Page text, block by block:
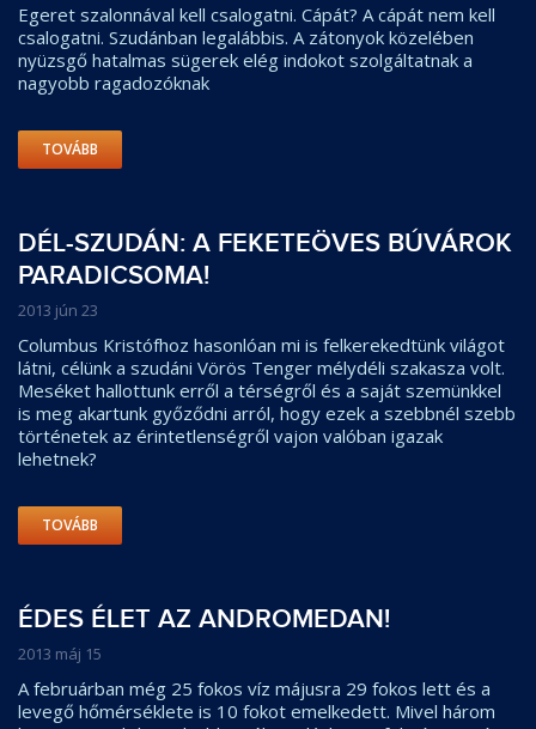
Egeret szalonnával kell csalogatni. Cápát? A cápát nem kell
csalogatni. Szudánban legalábbis. A zátonyok közelében
nyüzsgő hatalmas sügerek elég indokot szolgáltatnak a
nagyobb ragadozóknak
TOVÁBB
DÉL-SZUDÁN: A FEKETEÖVES BÚVÁROK
PARADICSOMA!
2013 jún 23
Columbus Kristófhoz hasonlóan mi is felkerekedtünk világot
látni, célünk a szudáni Vörös Tenger mélydéli szakasza volt.
Meséket hallottunk erről a térségről és a saját szemünkkel
is meg akartunk győződni arról, hogy ezek a szebbnél szebb
történetek az érintetlenségről vajon valóban igazak
lehetnek?
TOVÁBB
ÉDES ÉLET AZ ANDROMEDAN!
2013 máj 15
A februárban még 25 fokos víz májusra 29 fokos lett és a
levegő hőmérséklete is 10 fokot emelkedett. Mivel három